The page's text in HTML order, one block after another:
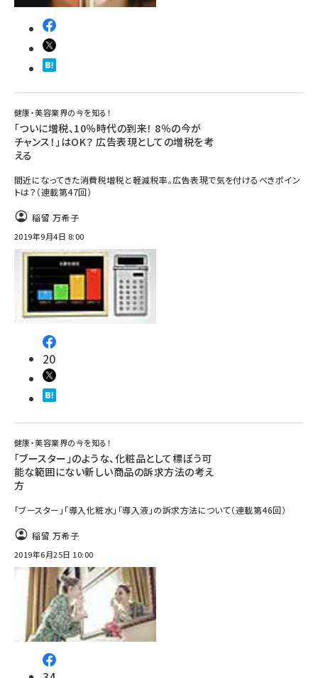
健康・美容業界の今を知る！
「ついに増税、10％時代の到来！ 8％の今が
チャンス！」はOK？ 広告表現としての増税を考
える
間近になってきた消費税増税と軽減税率。広告表現で気を付けるべきポイン
トは？（連載第47回）
稲留 万希子
2019年9月4日 8:00
20
健康・美容業界の今を知る！
「ブースター」のような、化粧品として標ぼう可
能な範囲にない新しい商品の訴求方法の考え
方
「ブースター」「導入化粧水」「導入液」の訴求方法について（連載第46回）
稲留 万希子
2019年6月25日 10:00